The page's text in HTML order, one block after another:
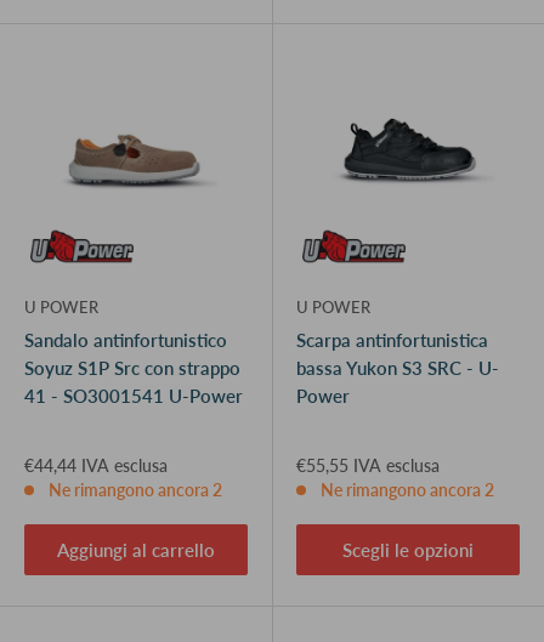
U POWER
Sandalo antinfortunistico
Soyuz S1P Src con strappo
41 - SO3001541 U-Power
€44,44 IVA esclusa
Ne rimangono ancora 2
Aggiungi al carrello
U POWER
Scarpa antinfortunistica
bassa Yukon S3 SRC - U-
Power
€55,55 IVA esclusa
Ne rimangono ancora 2
Scegli le opzioni